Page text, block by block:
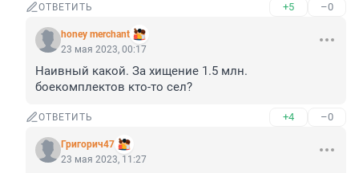
ОТВЕТИТЬ +5 –0
honey merchant
23 мая 2023, 00:17
Наивный какой. За хищение 1.5 млн.
боекомплектов кто-то сел?
ОТВЕТИТЬ +4 –0
Григорич47
23 мая 2023, 11:27